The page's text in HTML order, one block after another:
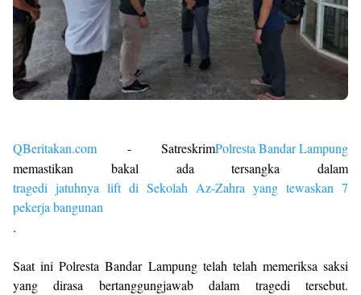
QBeritakan.com - SatreskrimPolresta Bandar Lampung
memastikan bakal ada tersangka dalam
tragedi jatuhnya lift di Sekolah Az-Zahra yang tewaskan 7
pekerja bangunan
.
Saat ini Polresta Bandar Lampung telah telah memeriksa saksi
yang dirasa bertanggungjawab dalam tragedi tersebut.